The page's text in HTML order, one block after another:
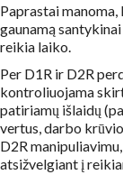
Paprastai
gaunamą
reikia laiko.
Per D1R ir D2R
kontroliuojama
patiriamų išlaidų
vertus, darbo
D2R
atsižvelgiant į